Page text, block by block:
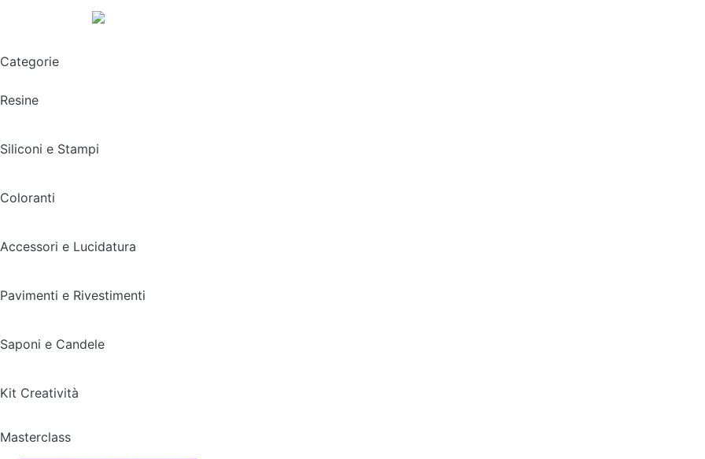
Categorie
Resine
Siliconi e Stampi
Coloranti
Accessori e Lucidatura
Pavimenti e Rivestimenti
Saponi e Candele
Kit Creatività
Masterclass